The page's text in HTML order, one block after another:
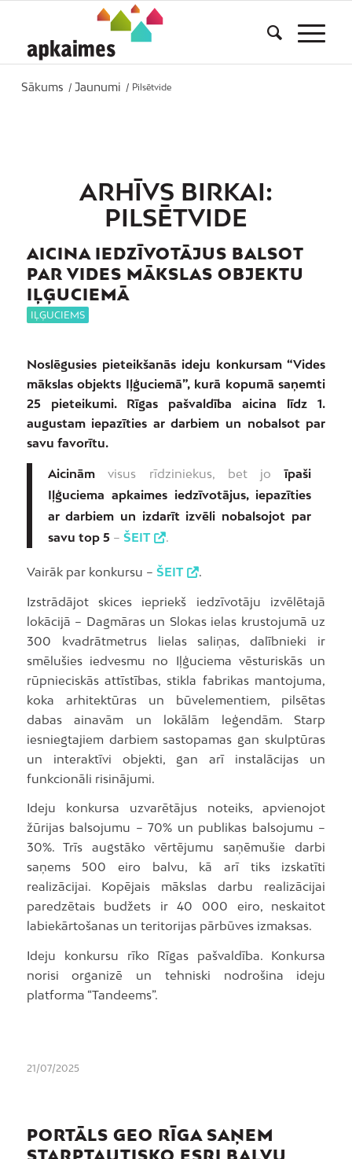
Sākums / Jaunumi / Pilsētvide
ARHĪVS BIRKAI:
PILSĒTVIDE
AICINA IEDZĪVOTĀJUS BALSOT
PAR VIDES MĀKSLAS OBJEKTU
IĻĢUCIEMĀ
IĻĢUCIEMS
Noslēgusies pieteikšanās ideju konkursam “Vides
mākslas objekts Iļģuciemā”, kurā kopumā saņemti
25 pieteikumi. Rīgas pašvaldība aicina līdz 1.
augustam iepazīties ar darbiem un nobalsot par
savu favorītu.
Aicināmvisus rīdziniekus, bet joīpaši
Iļģuciema apkaimes iedzīvotājus, iepazīties
ar darbiem un izdarīt izvēli nobalsojot par
savu top 5– ŠEIT .
Vairāk par konkursu – ŠEIT .
Izstrādājot skices iepriekš iedzīvotāju izvēlētajā
lokācijā – Dagmāras un Slokas ielas krustojumā uz
300 kvadrātmetrus lielas saliņas, dalībnieki ir
smēlušies iedvesmu no Iļģuciema vēsturiskās un
rūpnieciskās attīstības, stikla fabrikas mantojuma,
koka arhitektūras un būvelementiem, pilsētas
dabas ainavām un lokālām leģendām. Starp
iesniegtajiem darbiem sastopamas gan skulptūras
un interaktīvi objekti, gan arī instalācijas un
funkcionāli risinājumi.
Ideju konkursa uzvarētājus noteiks, apvienojot
žūrijas balsojumu – 70% un publikas balsojumu –
30%. Trīs augstāko vērtējumu saņēmušie darbi
saņems 500 eiro balvu, kā arī tiks izskatīti
realizācijai. Kopējais mākslas darbu realizācijai
paredzētais budžets ir 40 000 eiro, neskaitot
labiekārtošanas un teritorijas pārbūves izmaksas.
Ideju konkursu rīko Rīgas pašvaldība. Konkursa
norisi organizē un tehniski nodrošina ideju
platforma “Tandeems”.
21/07/2025
PORTĀLS GEO RĪGA SAŅEM
STARPTAUTISKO ESRI BALVU